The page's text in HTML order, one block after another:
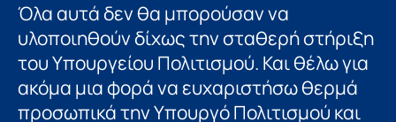
Όλα αυτά δεν θα μπορούσαν να
υλοποιηθούν δίχως την σταθερή στήριξη
του Υπουργείου Πολιτισμού. Και θέλω για
ακόμα μια φορά να ευχαριστήσω θερμά
προσωπικά την Υπουργό Πολιτισμού και